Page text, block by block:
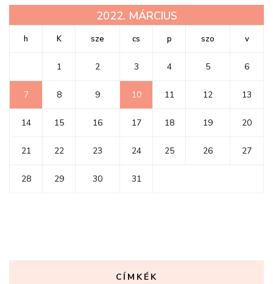
2022. MÁRCIUS
h K sze cs p szo v
1 2 3 4 5 6
7 8 9 10 11 12 13
14 15 16 17 18 19 20
21 22 23 24 25 26 27
28 29 30 31
CÍMKÉK